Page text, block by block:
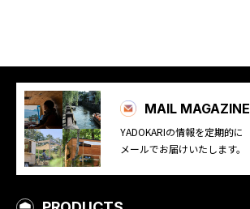
MAIL MAGAZINE
YADOKARIの情報を定期的に
メールでお届けいたします。